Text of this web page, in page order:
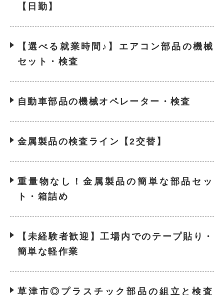
【日勤】
【選べる就業時間♪】エアコン部品の機械
セット・検査
自動車部品の機械オペレーター・検査
金属製品の検査ライン【2交替】
重量物なし！金属製品の簡単な部品セッ
ト・箱詰め
【未経験者歓迎】工場内でのテープ貼り・
簡単な軽作業
草津市◎プラスチック部品の組立と検査